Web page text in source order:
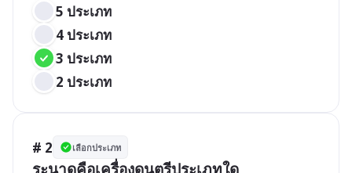
5 ประเภท
4 ประเภท
3 ประเภท
2 ประเภท
# 2 เลือกประเภท